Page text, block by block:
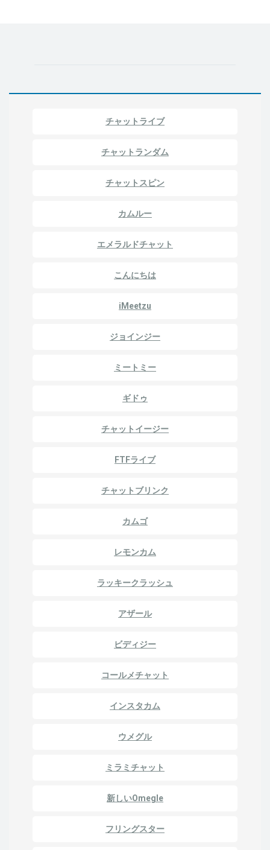
チャットライブ
チャットランダム
チャットスピン
カムルー
エメラルドチャット
こんにちは
iMeetzu
ジョインジー
ミートミー
ギドゥ
チャットイージー
FTFライブ
チャットブリンク
カムゴ
レモンカム
ラッキークラッシュ
アザール
ビディジー
コールメチャット
インスタカム
ウメグル
ミラミチャット
新しいOmegle
フリングスター